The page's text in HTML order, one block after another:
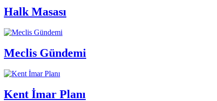
Halk Masası
Meclis Gündemi
Kent İmar Planı